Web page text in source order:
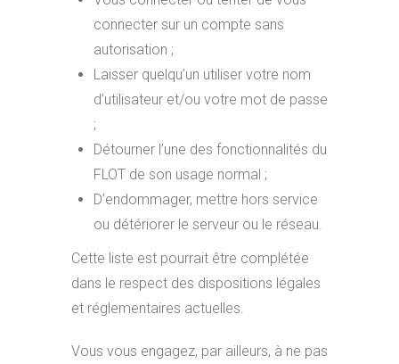
connecter sur un compte sans
autorisation ;
Laisser quelqu’un utiliser votre nom
d’utilisateur et/ou votre mot de passe
;
Détourner l’une des fonctionnalités du
FLOT de son usage normal ;
D’endommager, mettre hors service
ou détériorer le serveur ou le réseau.
Cette liste est pourrait être complétée
dans le respect des dispositions légales
et réglementaires actuelles.
Vous vous engagez, par ailleurs, à ne pas